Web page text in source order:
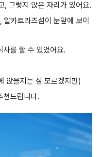
, 그렇지 않은 자리가 있어요.
카트라즈섬이 눈앞에 보이
사를 할 수 있었어요.
앉을지는 잘 모르겠지만)
천드립니다.